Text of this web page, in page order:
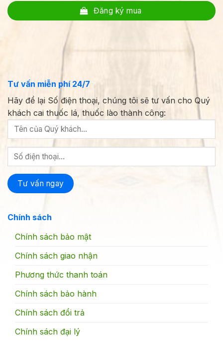
Đăng ký mua
Tư vấn miễn phí 24/7
Hãy để lại Số điện thoại, chúng tôi sẽ tư vấn cho Quý
khách cai thuốc lá, thuốc lào thành công:
Chính sách
Chính sách bảo mật
Chính sách giao nhận
Phương thức thanh toán
Chính sách bảo hành
Chính sách đổi trả
Chính sách đại lý